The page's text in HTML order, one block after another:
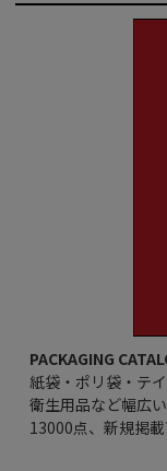
PACKAGING
紙袋・ポリ袋・テ
衛生用品など幅広
13000点、新規掲載